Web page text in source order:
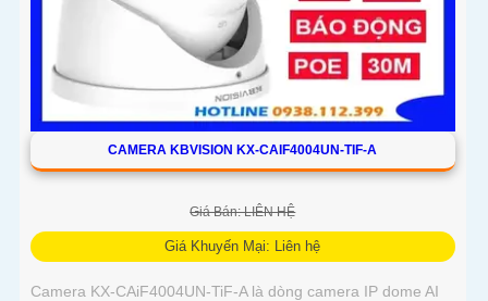
CAMERA KBVISION KX-CAIF4004UN-TIF-A
Giá Bán: LIÊN HỆ
Giá Khuyến Mại: Liên hệ
Camera KX-CAiF4004UN-TiF-A là dòng camera IP dome AI